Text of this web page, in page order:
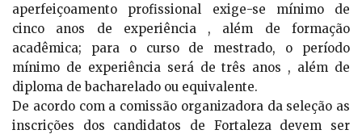
aperfeiçoamento profissional exige-se mínimo de
cinco anos de experiência , além de formação
acadêmica; para o curso de mestrado, o período
mínimo de experiência será de três anos , além de
diploma de bacharelado ou equivalente.
De acordo com a comissão organizadora da seleção as
inscrições dos candidatos de Fortaleza devem ser